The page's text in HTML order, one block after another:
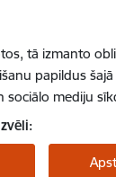
tā izmanto
papildus
sociālo mediju